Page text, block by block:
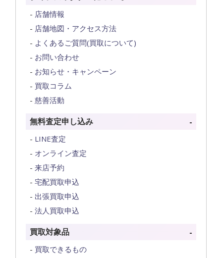
店舗情報
店舗地図・アクセス方法
よくあるご質問(買取について)
お問い合わせ
お知らせ・キャンペーン
買取コラム
慈善活動
無料査定申し込み
LINE査定
オンライン査定
来店予約
宅配買取申込
出張買取申込
法人買取申込
買取対象品
買取できるもの